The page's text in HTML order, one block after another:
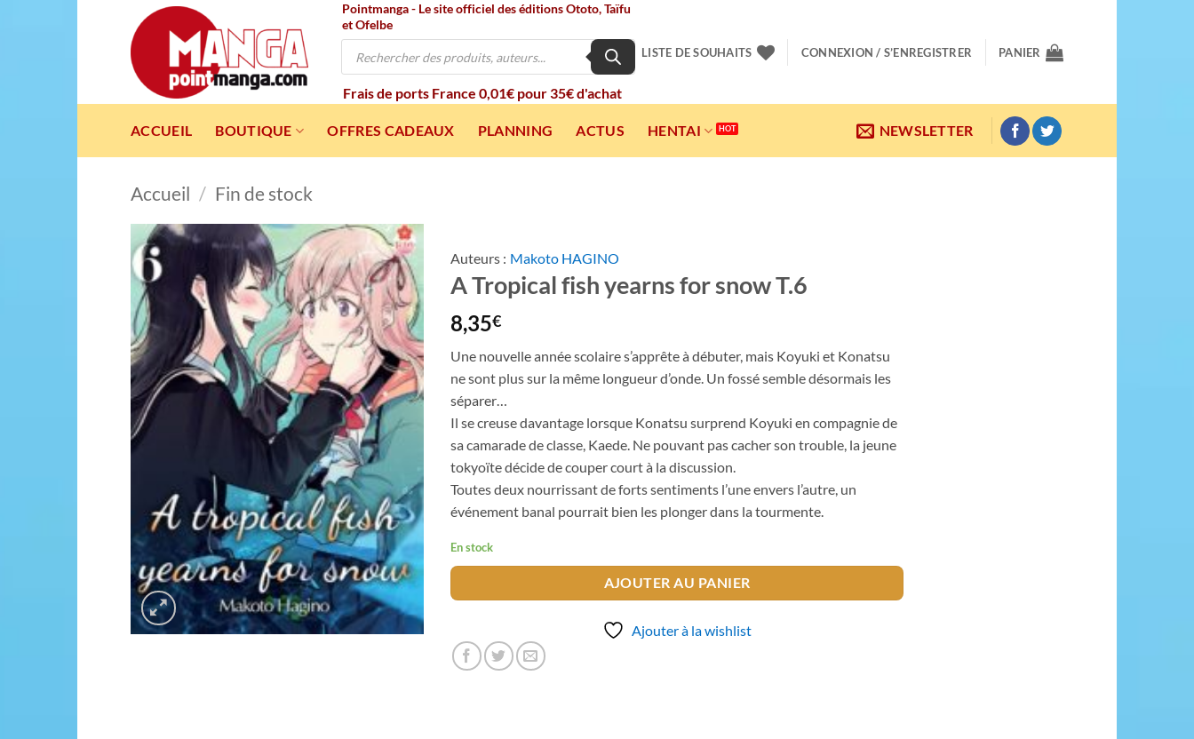
Pointmanga - Le site officiel des éditions Ototo, Taïfu
et Ofelbe
Recherche
Frais de ports France 0,01€ pour 35€ d'achat
LISTE DE SOUHAITS CONNEXION / S’ENREGISTRER PANIER
ACCUEIL BOUTIQUE OFFRES CADEAUX PLANNING ACTUS HENTAI NEWSLETTER
Accueil / Fin de stock
Ajouter
à la
wishlist
Auteurs : Makoto HAGINO
A Tropical fish yearns for snow T.6
8,35€
Une nouvelle année scolaire s’apprête à débuter, mais Koyuki et Konatsu
ne sont plus sur la même longueur d’onde. Un fossé semble désormais les
séparer…
Il se creuse davantage lorsque Konatsu surprend Koyuki en compagnie de
sa camarade de classe, Kaede. Ne pouvant pas cacher son trouble, la jeune
tokyoïte décide de couper court à la discussion.
Toutes deux nourrissant de forts sentiments l’une envers l’autre, un
événement banal pourrait bien les plonger dans la tourmente.
En stock
AJOUTER AU PANIER
Ajouter à la wishlist